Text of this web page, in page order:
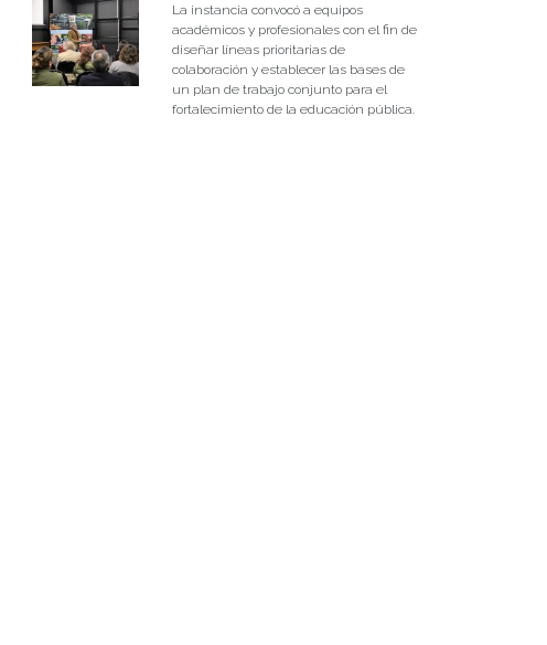
La instancia convocó a equipos
académicos y profesionales con el fin de
diseñar líneas prioritarias de
colaboración y establecer las bases de
un plan de trabajo conjunto para el
fortalecimiento de la educación pública.